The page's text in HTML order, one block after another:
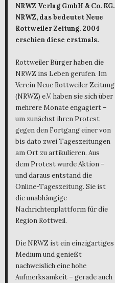
NRWZ Verlag GmbH & Co. KG.
NRWZ, das bedeutet Neue
Rottweiler Zeitung. 2004
erschien diese erstmals.
Rottweiler Bürger haben die
NRWZ ins Leben gerufen. Im
Verein Neue Rottweiler Zeitung
(NRWZ) e.V. haben sie sich über
mehrere Monate engagiert –
um zunächst ihren Protest
gegen den Fortgang einer von
bis dato zwei Tageszeitungen
am Ort zu artikulieren. Aus
dem Protest wurde Aktion –
und daraus entstand die
Online-Tageszeitung. Sie ist
die unabhängige
Nachrichtenplattform für die
Region Rottweil.
Die NRWZ ist ein einzigartiges
Medium und genießt
nachweislich eine hohe
Aufmerksamkeit – gerade auch